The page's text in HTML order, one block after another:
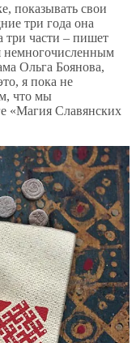
показывать свои
три года она
три части – пишет
немногочисленным
Ольга Боянова,
я пока не
что мы
«Магия Славянских